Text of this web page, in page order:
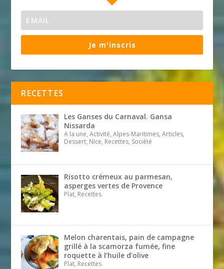
Je m'inscris
RECETTES
Les Ganses du Carnaval. Gansa
Nissarda
A la une, Activité, Alpes-Maritimes, Articles,
Dessert, Nice, Recettes, Société
Risotto crémeux au parmesan,
asperges vertes de Provence
Plat, Recettes
Melon charentais, pain de campagne
grillé à la scamorza fumée, fine
roquette à l’huile d’olive
Plat, Recettes